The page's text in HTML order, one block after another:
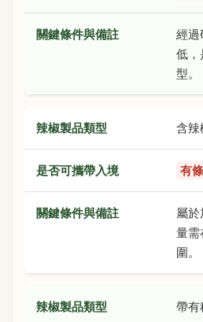
經過
低，
型。
含辣
有
屬
量需
圍。
帶有